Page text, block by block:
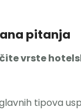
pitanja
vrste
tipova